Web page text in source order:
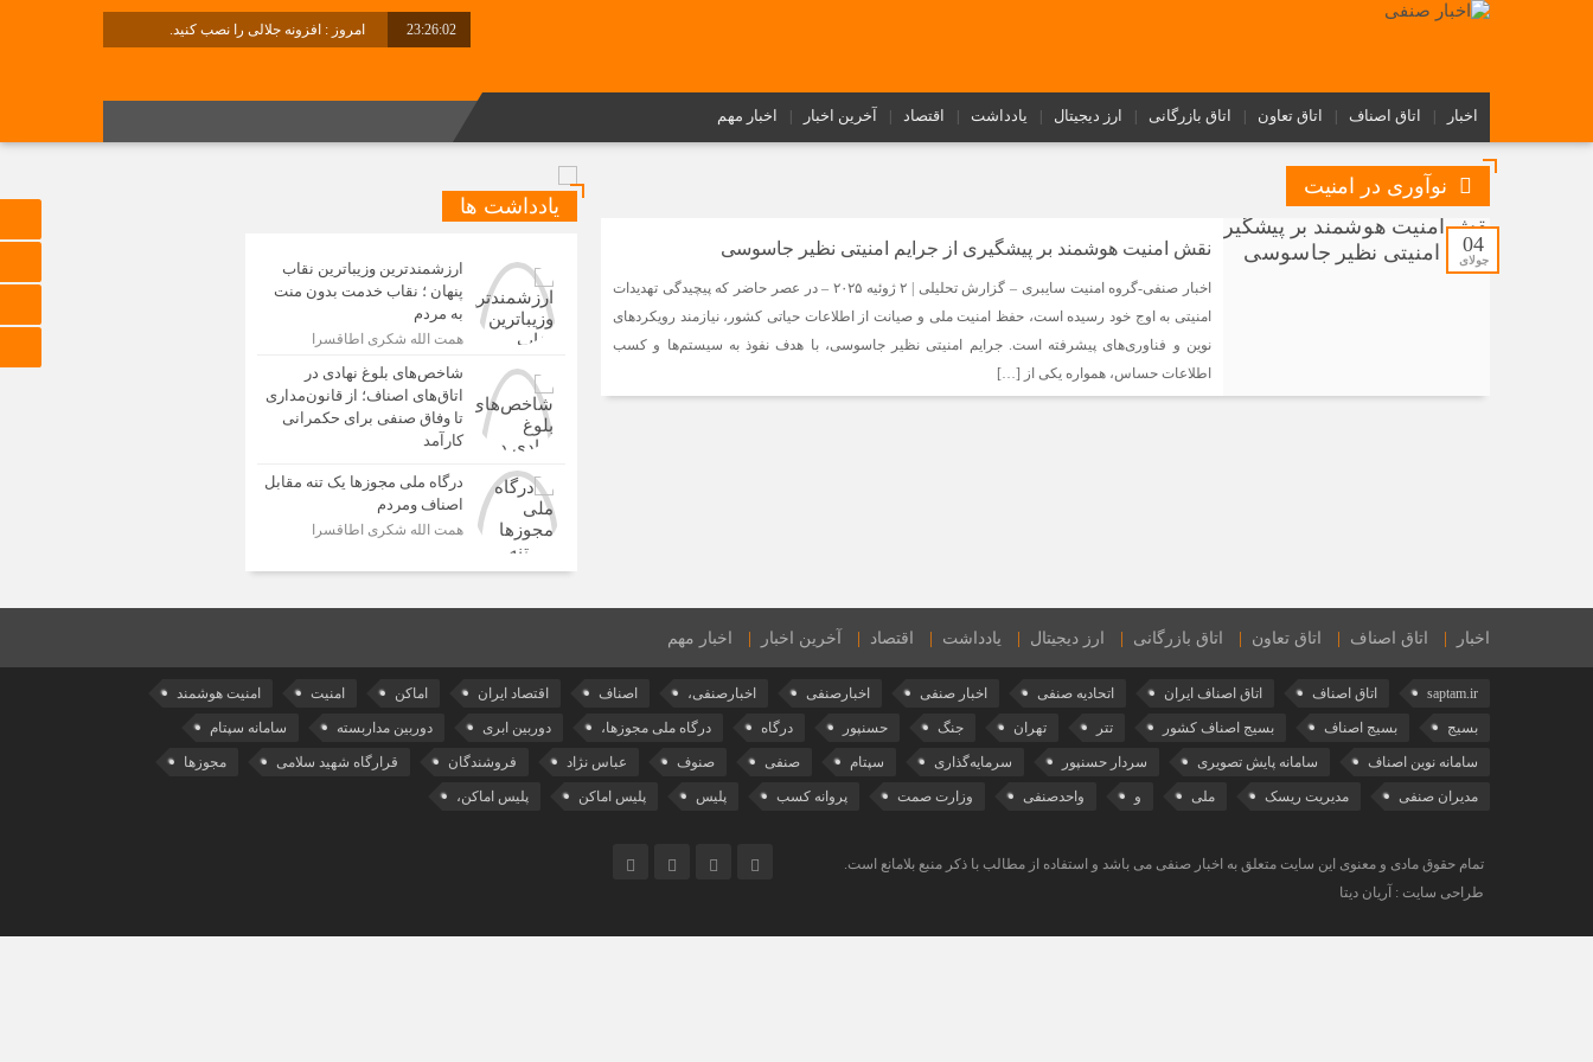
23:26:03 امروز : افزونه جلالی را نصب کنید.
اخبار اتاق اصناف اتاق تعاون اتاق بازرگانی ارز دیجیتال یادداشت اقتصاد آخرین اخبار اخبار مهم
نوآوری در امنیت
04
جولای
نقش امنیت هوشمند بر پیشگیری از جرایم امنیتی نظیر جاسوسی
اخبار صنفی-گروه امنیت سایبری – گزارش تحلیلی | ۲ ژوئیه ۲۰۲۵ – در عصر حاضر که پیچیدگی تهدیدات
امنیتی به اوج خود رسیده است، حفظ امنیت ملی و صیانت از اطلاعات حیاتی کشور، نیازمند رویکردهای
نوین و فناوری‌های پیشرفته است. جرایم امنیتی نظیر جاسوسی، با هدف نفوذ به سیستم‌ها و کسب
اطلاعات حساس، همواره یکی از […]
یادداشت ها
ارزشمندترین وزیباترین نقاب
پنهان ؛ نقاب خدمت بدون منت
به مردم
همت الله شکری اطاقسرا
شاخص‌های بلوغ نهادی در
اتاق‌های اصناف؛ از قانون‌مداری
تا وفاق صنفی برای حکمرانی
کارآمد
درگاه ملی مجوزها یک تنه مقابل
اصناف ومردم
همت الله شکری اطاقسرا
اخبار اتاق اصناف اتاق تعاون اتاق بازرگانی ارز دیجیتال یادداشت اقتصاد آخرین اخبار اخبار مهم
saptam.ir اتاق اصناف اتاق اصناف ایران اتحادیه صنفی اخبار صنفی اخبارصنفی اخبارصنفی، اصناف اقتصاد ایران اماکن امنیت امنیت هوشمند
بسیج بسیج اصناف بسیج اصناف کشور تتر تهران جنگ حسنپور درگاه درگاه ملی مجوزها، دوربین ابری دوربین مداربسته سامانه سپتام
سامانه نوین اصناف سامانه پایش تصویری سردار حسنپور سرمایه‌گذاری سپتام صنفی صنوف عباس نژاد فروشندگان قرارگاه شهید سلامی مجوزها
مدیران صنفی مدیریت ریسک ملی و واحدصنفی وزارت صمت پروانه کسب پلیس پلیس اماکن پلیس اماکن،
تمام حقوق مادی و معنوی این سایت متعلق به اخبار صنفی می باشد و استفاده از مطالب با ذکر منبع بلامانع است.
طراحی سایت : آریان دیتا